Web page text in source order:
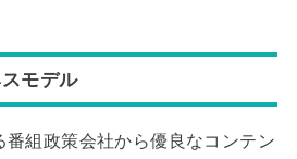
モデル
番組政策会社から優良なコンテン